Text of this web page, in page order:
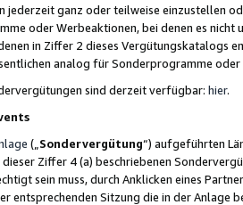
jederzeit ganz oder teilweise einzustellen
oder Werbeaktionen, bei denen es
in Ziffer 2 dieses Vergütungskatalogs
analog für Sonderprogramme
sind derzeit verfügbar: hier.
(„ Sondervergütung“) aufgeführten
dieser Ziffer 4 (a) beschriebenen
sein muss, durch Anklicken eines
entsprechenden Sitzung die in der Anlage